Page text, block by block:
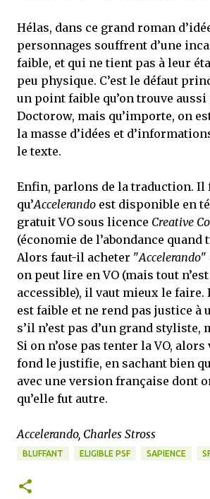
Hélas, dans ce grand roman
personnages souffrent d’une
faible, et qui ne tient pas à leur
peu physique. C’est le défaut
un point faible qu’on trouve
Doctorow, mais qu’importe, on
la masse d’idées et
le texte.
Enfin, parlons de la traduction. Il
qu’Accelerando est disponible en
gratuit VO sous licence Creative
(économie de l’abondance quand
Alors faut-il acheter "Accelerando"
on peut lire en VO (mais tout
accessible), il vaut mieux le faire.
est faible et ne rend pas justice à
s’il n’est pas d’un grand
Si on n’ose pas tenter la VO, alors
fond le justifie, en sachant bien
avec une version française dont
qu’elle fut autre.
Accelerando, Charles Stross
BLUFFANT ELIGIBLE PSF SAPIENCE